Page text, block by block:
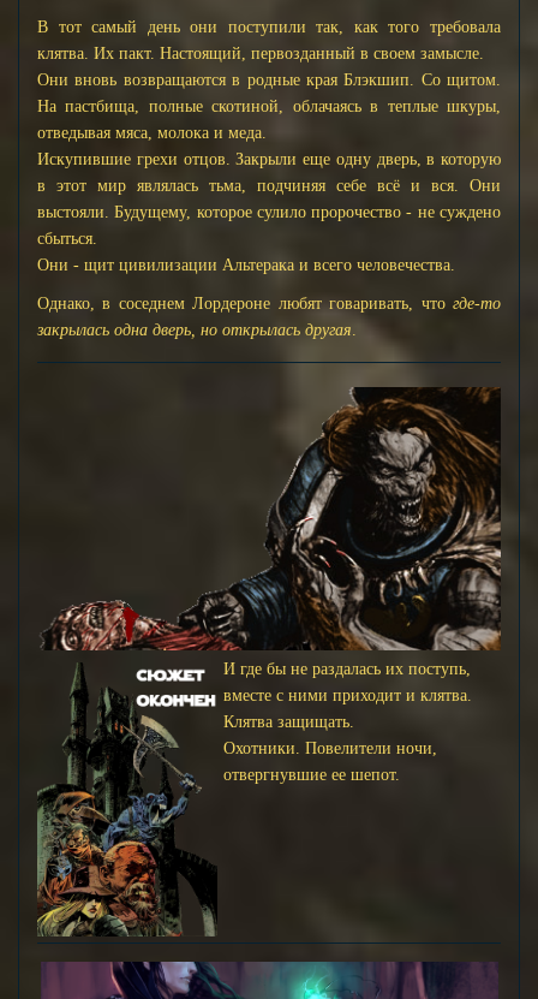
В тот самый день они поступили так, как того требовала
клятва. Их пакт. Настоящий, первозданный в своем замысле.
Они вновь возвращаются в родные края Блэкшип. Со щитом.
На пастбища, полные скотиной, облачаясь в теплые шкуры,
отведывая мяса, молока и меда.
Искупившие грехи отцов. Закрыли еще одну дверь, в которую
в этот мир являлась тьма, подчиняя себе всё и вся. Они
выстояли. Будущему, которое сулило пророчество - не суждено
сбыться.
Они - щит цивилизации Альтерака и всего человечества.
Однако, в соседнем Лордероне любят говаривать, что где-то
закрылась одна дверь, но открылась другая.
И где бы не раздалась их поступь,
вместе с ними приходит и клятва.
Клятва защищать.
Охотники. Повелители ночи,
отвергнувшие ее шепот.